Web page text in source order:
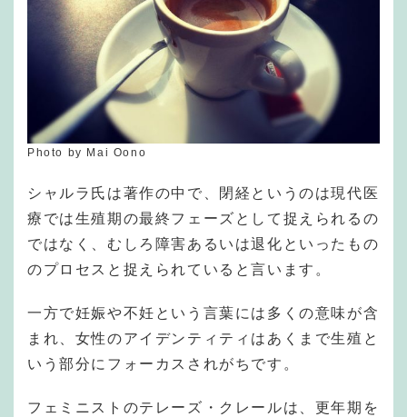
Photo by Mai Oono
シャルラ氏は著作の中で、閉経というのは現代医
療では生殖期の最終フェーズとして捉えられるの
ではなく、むしろ障害あるいは退化といったもの
のプロセスと捉えられていると言います。
一方で妊娠や不妊という言葉には多くの意味が含
まれ、女性のアイデンティティはあくまで生殖と
いう部分にフォーカスされがちです。
フェミニストのテレーズ・クレールは、更年期を